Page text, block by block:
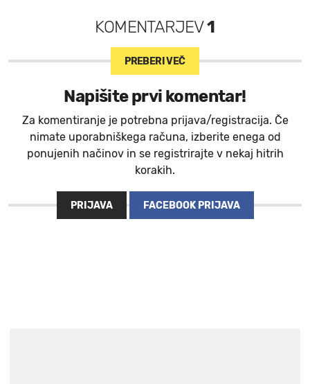
KOMENTARJEV1
PREBERI VEČ
Napišite prvi komentar!
Za komentiranje je potrebna prijava/registracija. Če
nimate uporabniškega računa, izberite enega od
ponujenih načinov in se registrirajte v nekaj hitrih
korakih.
PRIJAVA FACEBOOK PRIJAVA